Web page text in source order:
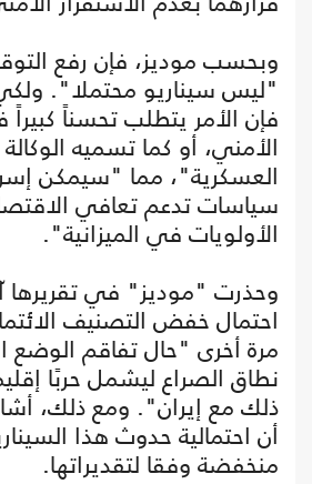
وبحسب موديز، فإن رفع
"ليس سيناريو محتملا".
فإن الأمر يتطلب تحسناً
الأمني، أو كما تسميه
العسكرية"، مما "سيمكن
سياسات تدعم تعافي
الأولويات في الميزانية".
وحذرت "موديز" في تقريرها
احتمال خفض التصنيف
مرة أخرى "حال تفاقم الوضع
نطاق الصراع ليشمل حربًا
ذلك مع إيران". ومع ذلك،
أن احتمالية حدوث هذا
منخفضة وفقا لتقديراتها.